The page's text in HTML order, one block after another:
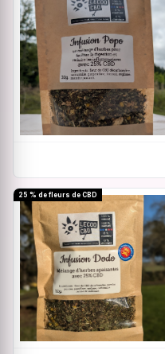
25 % de fleurs de CBD